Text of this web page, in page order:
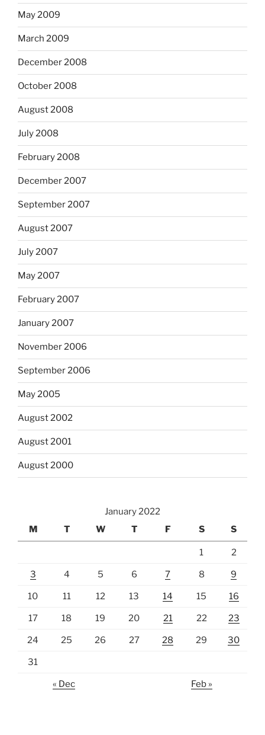
May 2009
March 2009
December 2008
October 2008
August 2008
July 2008
February 2008
December 2007
September 2007
August 2007
July 2007
May 2007
February 2007
January 2007
November 2006
September 2006
May 2005
August 2002
August 2001
August 2000
January 2022
M
T W T F S S
1 2
3 4 5 6 7 8 9
10 11 12 13 14 15 16
17 18 19 20 21 22 23
24 25 26 27 28 29 30
31
« Dec Feb »